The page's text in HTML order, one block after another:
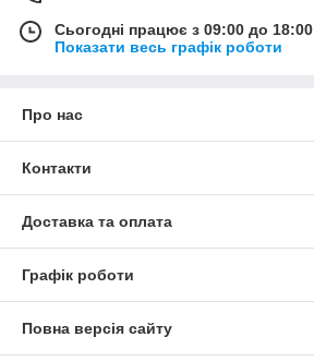
Сьогодні працює з 09:00 до 18:00
Показати весь графік роботи
Про нас
Контакти
Доставка та оплата
Графік роботи
Повна версія сайту